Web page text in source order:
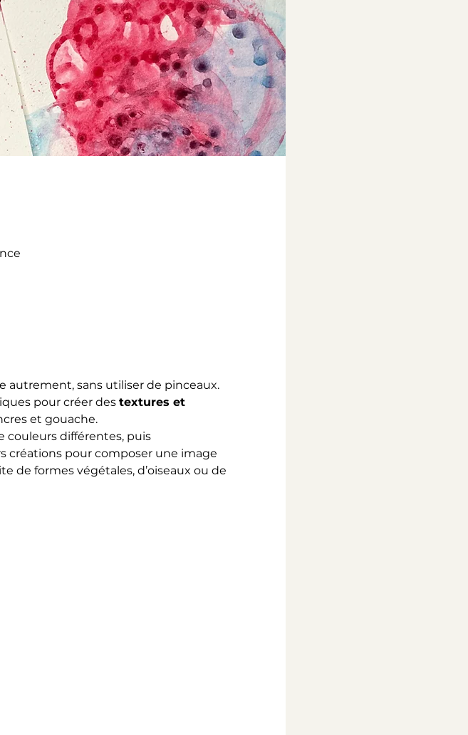
autrement, sans utiliser de pinceaux.
pour créer des textures et
et gouache.
couleurs différentes, puis
créations pour composer une image
de formes végétales, d’oiseaux ou de